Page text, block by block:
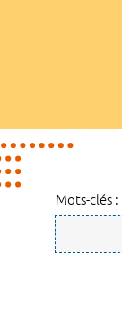
Mots-clés :